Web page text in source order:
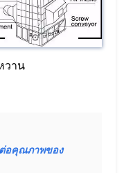
วาน
อคุณภาพของ